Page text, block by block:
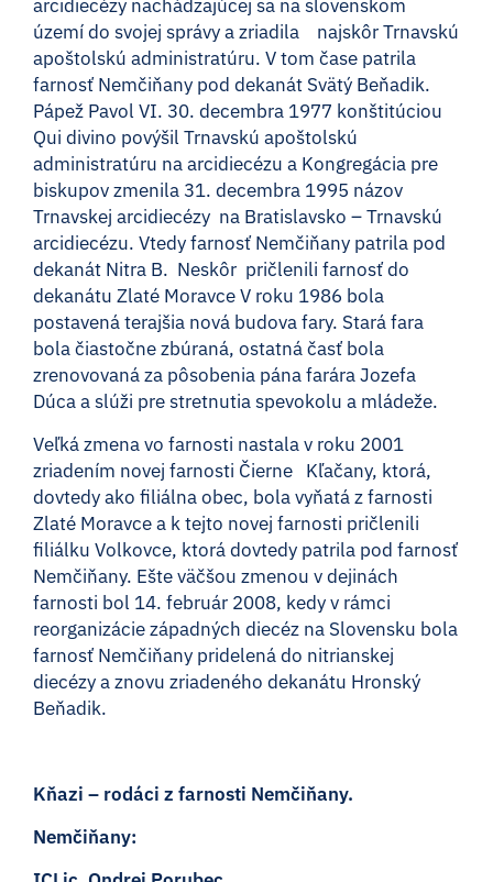
arcidiecézy nachádzajúcej sa na slovenskom
území do svojej správy a zriadila najskôr Trnavskú
apoštolskú administratúru. V tom čase patrila
farnosť Nemčiňany pod dekanát Svätý Beňadik.
Pápež Pavol VI. 30. decembra 1977 konštitúciou
Qui divino povýšil Trnavskú apoštolskú
administratúru na arcidiecézu a Kongregácia pre
biskupov zmenila 31. decembra 1995 názov
Trnavskej arcidiecézy na Bratislavsko – Trnavskú
arcidiecézu. Vtedy farnosť Nemčiňany patrila pod
dekanát Nitra B. Neskôr pričlenili farnosť do
dekanátu Zlaté Moravce V roku 1986 bola
postavená terajšia nová budova fary. Stará fara
bola čiastočne zbúraná, ostatná časť bola
zrenovovaná za pôsobenia pána farára Jozefa
Dúca a slúži pre stretnutia spevokolu a mládeže.
Veľká zmena vo farnosti nastala v roku 2001
zriadením novej farnosti Čierne Kľačany, ktorá,
dovtedy ako filiálna obec, bola vyňatá z farnosti
Zlaté Moravce a k tejto novej farnosti pričlenili
filiálku Volkovce, ktorá dovtedy patrila pod farnosť
Nemčiňany. Ešte väčšou zmenou v dejinách
farnosti bol 14. február 2008, kedy v rámci
reorganizácie západných diecéz na Slovensku bola
farnosť Nemčiňany pridelená do nitrianskej
diecézy a znovu zriadeného dekanátu Hronský
Beňadik.
Kňazi – rodáci z farnosti Nemčiňany.
Nemčiňany: